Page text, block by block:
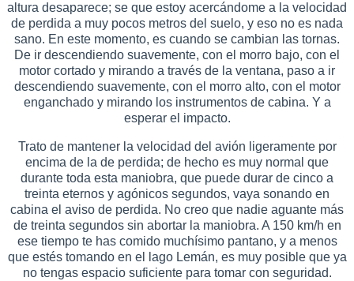
altura desaparece; se que estoy acercándome a la velocidad
de perdida a muy pocos metros del suelo, y eso no es nada
sano. En este momento, es cuando se cambian las tornas.
De ir descendiendo suavemente, con el morro bajo, con el
motor cortado y mirando a través de la ventana, paso a ir
descendiendo suavemente, con el morro alto, con el motor
enganchado y mirando los instrumentos de cabina. Y a
esperar el impacto.
Trato de mantener la velocidad del avión ligeramente por
encima de la de perdida; de hecho es muy normal que
durante toda esta maniobra, que puede durar de cinco a
treinta eternos y agónicos segundos, vaya sonando en
cabina el aviso de perdida. No creo que nadie aguante más
de treinta segundos sin abortar la maniobra. A 150 km/h en
ese tiempo te has comido muchísimo pantano, y a menos
que estés tomando en el lago Lemán, es muy posible que ya
no tengas espacio suficiente para tomar con seguridad.